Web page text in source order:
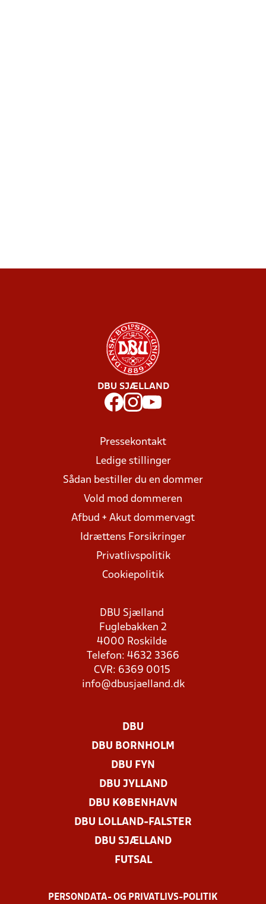
DBU SJÆLLAND
Pressekontakt
Ledige stillinger
Sådan bestiller du en dommer
Vold mod dommeren
Afbud + Akut dommervagt
Idrættens Forsikringer
Privatlivspolitik
Cookiepolitik
DBU Sjælland
Fuglebakken 2
4000 Roskilde
Telefon: 4632 3366
CVR: 6369 0015
info@dbusjaelland.dk
DBU
DBU BORNHOLM
DBU FYN
DBU JYLLAND
DBU KØBENHAVN
DBU LOLLAND-FALSTER
DBU SJÆLLAND
FUTSAL
PERSONDATA- OG PRIVATLIVS-POLITIK